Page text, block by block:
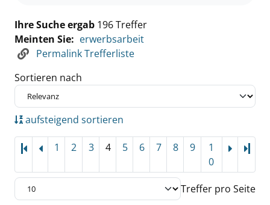
Ihre Suche ergab 196 Treffer
Meinten Sie: erwerbsarbeit
Permalink Trefferliste
Sortieren nach
aufsteigend sortieren
1 2 3 4 5 6 7 8 9
1
0
Treffer pro Seite